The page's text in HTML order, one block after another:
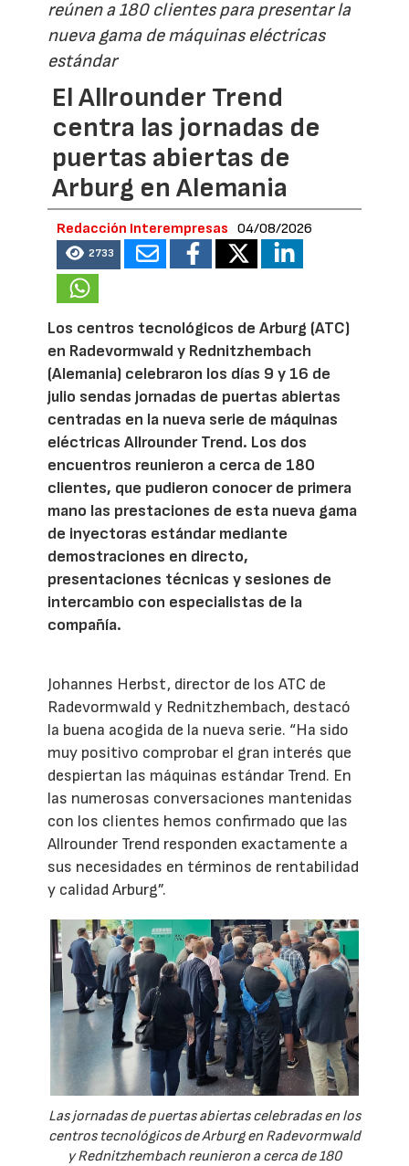
reúnen a 180 clientes para presentar la
nueva gama de máquinas eléctricas
estándar
El Allrounder Trend
centra las jornadas de
puertas abiertas de
Arburg en Alemania
Redacción Interempresas 04/08/2026
2733
Los centros tecnológicos de Arburg (ATC)
en Radevormwald y Rednitzhembach
(Alemania) celebraron los días 9 y 16 de
julio sendas jornadas de puertas abiertas
centradas en la nueva serie de máquinas
eléctricas Allrounder Trend. Los dos
encuentros reunieron a cerca de 180
clientes, que pudieron conocer de primera
mano las prestaciones de esta nueva gama
de inyectoras estándar mediante
demostraciones en directo,
presentaciones técnicas y sesiones de
intercambio con especialistas de la
compañía.
Johannes Herbst, director de los ATC de
Radevormwald y Rednitzhembach, destacó
la buena acogida de la nueva serie. “Ha sido
muy positivo comprobar el gran interés que
despiertan las máquinas estándar Trend. En
las numerosas conversaciones mantenidas
con los clientes hemos confirmado que las
Allrounder Trend responden exactamente a
sus necesidades en términos de rentabilidad
y calidad Arburg”.
Las jornadas de puertas abiertas celebradas en los
centros tecnológicos de Arburg en Radevormwald
y Rednitzhembach reunieron a cerca de 180